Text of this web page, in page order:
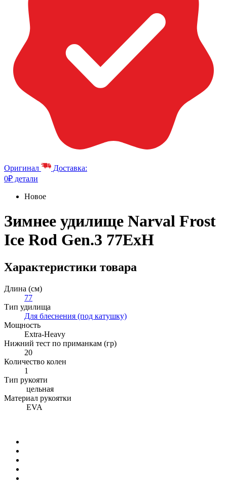
Оригинал
Доставка:
0₽ детали
Новое
Зимнее удилище Narval Frost
Ice Rod Gen.3 77ExH
Характеристики товара
Длина (см)
77
Тип удилища
Для блеснения (под катушку)
Мощность
Extra-Heavy
Нижний тест по приманкам (гр)
20
Количество колен
1
Тип рукояти
цельная
Материал рукоятки
EVA